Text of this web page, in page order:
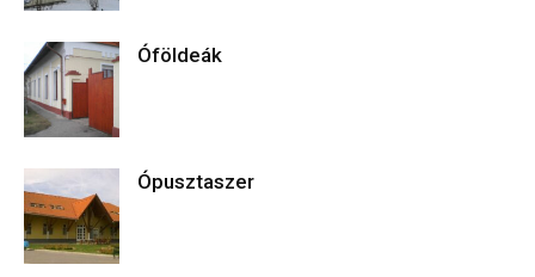
Óföldeák
Ópusztaszer